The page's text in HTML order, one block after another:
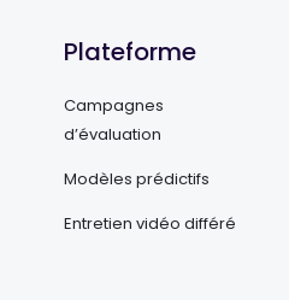
Plateforme
Campagnes
d’évaluation
Modèles prédictifs
Entretien vidéo différé